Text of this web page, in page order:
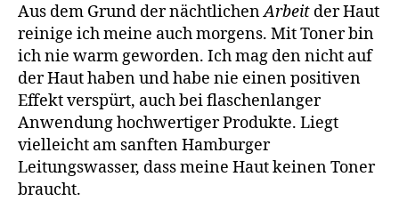
Aus dem Grund der nächtlichenArbeit der Haut
reinige ich meine auch morgens. Mit Toner bin
ich nie warm geworden. Ich mag den nicht auf
der Haut haben und habe nie einen positiven
Effekt verspürt, auch bei flaschenlanger
Anwendung hochwertiger Produkte. Liegt
vielleicht am sanften Hamburger
Leitungswasser, dass meine Haut keinen Toner
braucht.